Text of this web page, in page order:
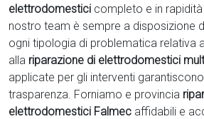
elettrodomestici completo e in rapidità
nostro team è sempre a disposizione
ogni tipologia di problematica relativa
alla riparazione di elettrodomestici
applicate per gli interventi
trasparenza. Forniamo e provincia
elettrodomestici Falmec affidabili e